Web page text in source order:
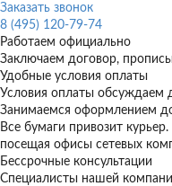
Заказать звонок
8 (495) 120-79-74
Работаем официально
Заключаем договор,
Удобные условия оплаты
Условия оплаты обсуждаем
Занимаемся оформлением
Все бумаги привозит
посещая офисы сетевых
Бессрочные консультации
Специалисты нашей